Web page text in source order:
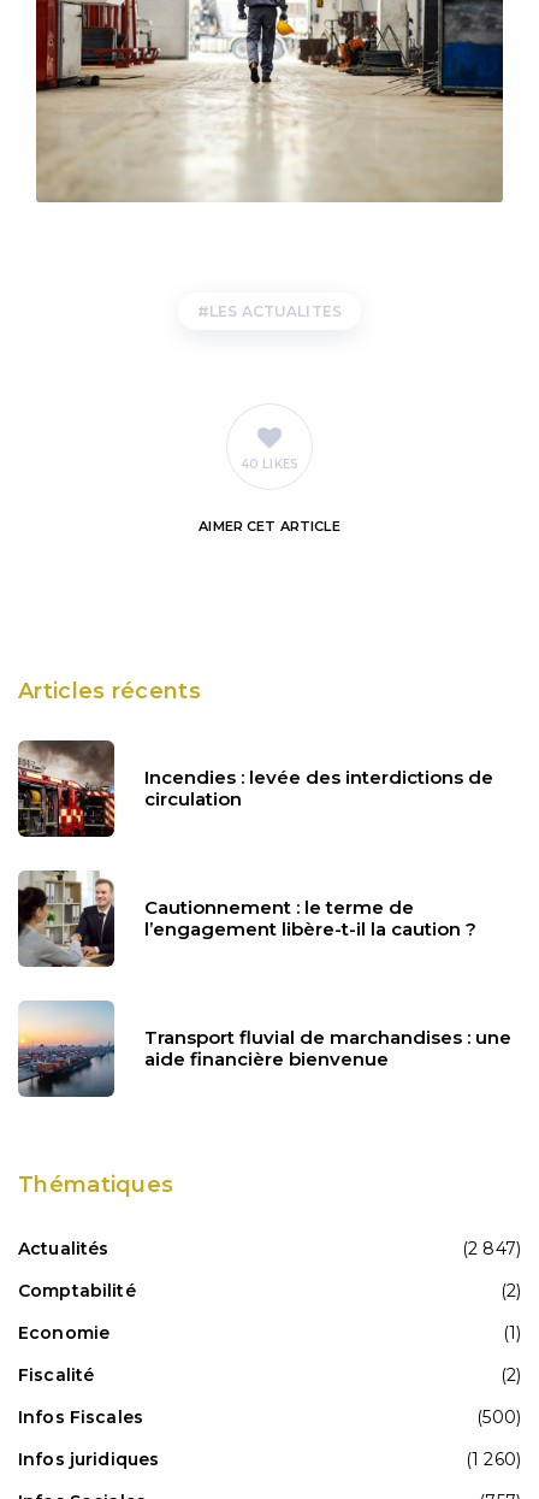
LES ACTUALITES
40 LIKES
AIMER CET ARTICLE
Articles récents
Incendies : levée des interdictions de
circulation
Cautionnement : le terme de
l’engagement libère-t-il la caution ?
Transport fluvial de marchandises : une
aide financière bienvenue
Thématiques
Actualités
(2 847)
Comptabilité
(2)
Economie
(1)
Fiscalité
(2)
Infos Fiscales
(500)
Infos juridiques
(1 260)